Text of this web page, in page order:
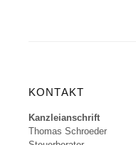
KONTAKT
Kanzleianschrift
Thomas Schroeder